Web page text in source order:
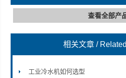
查看全部产
相关文章 /
工业冷水机如何选型